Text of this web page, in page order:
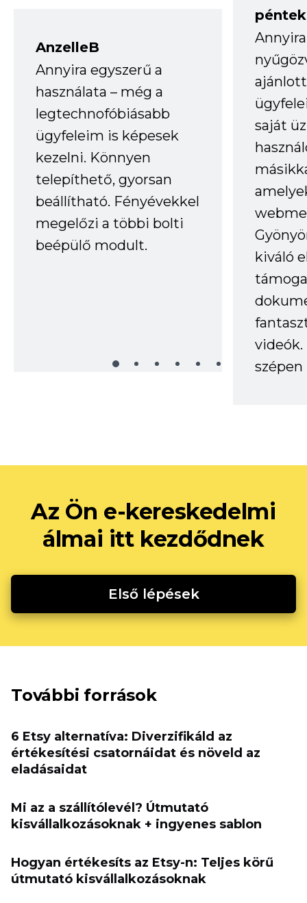
AnzelleB
Annyira egyszerű a
használata – még a
legtechnofóbiásabb
ügyfeleim is képesek
kezelni. Könnyen
telepíthető, gyorsan
beállítható. Fényévekkel
megelőzi a többi bolti
beépülő modult.
saját
kiváló
videók.
Az Ön e-kereskedelmi
álmai itt kezdődnek
Első lépések
További források
6 Etsy alternatíva: Diverzifikáld az
értékesítési csatornáidat és növeld az
eladásaidat
Mi az a szállítólevél? Útmutató
kisvállalkozásoknak + ingyenes sablon
Hogyan értékesíts az Etsy-n: Teljes körű
útmutató kisvállalkozásoknak